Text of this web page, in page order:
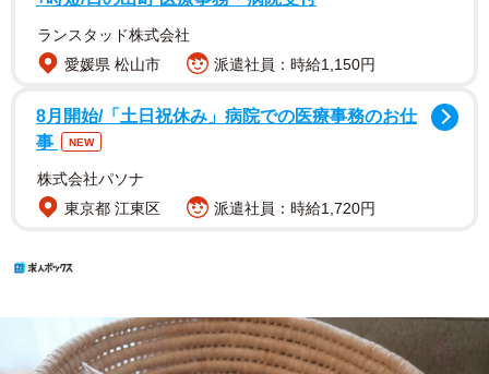
ランスタッド株式会社
愛媛県 松山市
派遣社員：時給1,150円
8月開始/「土日祝休み」病院での医療事務のお仕
事
NEW
株式会社パソナ
東京都 江東区
派遣社員：時給1,720円